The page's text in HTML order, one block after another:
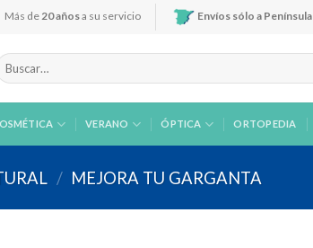
Más de20 añosa su servicio Envíos sólo a Península
VERANO ÓPTICA ORTOPEDIA
/ MEJORA TU GARGANTA